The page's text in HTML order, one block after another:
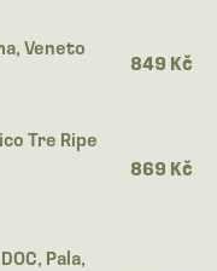
Veneto
849 Kč
Tre Ripe
869 Kč
Pala,